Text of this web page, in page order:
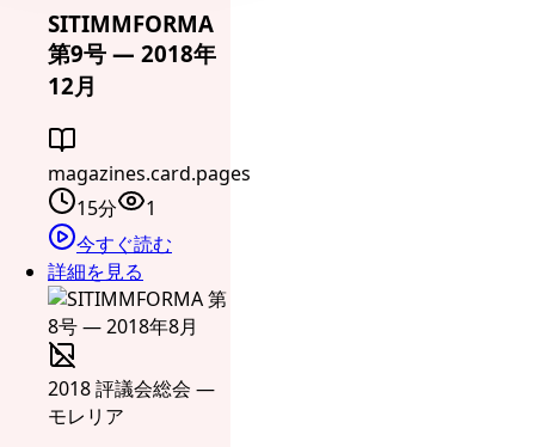
SITIMMFORMA
第9号 — 2018年
12月
magazines.card.pages
15分
1
今すぐ読む
詳細を見る
2018 評議会総会 —
モレリア